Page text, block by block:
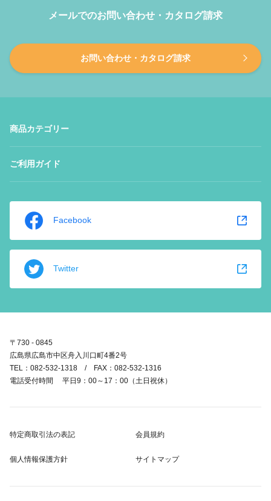
メールでのお問い合わせ・カタログ請求
お問い合わせ・カタログ請求
商品カテゴリー
ご利用ガイド
Facebook
Twitter
〒730 - 0845
広島県広島市中区舟入川口町4番2号
TEL：082-532-1318 / FAX：082-532-1316
電話受付時間 平日9：00～17：00（土日祝休）
特定商取引法の表記 会員規約
個人情報保護方針 サイトマップ